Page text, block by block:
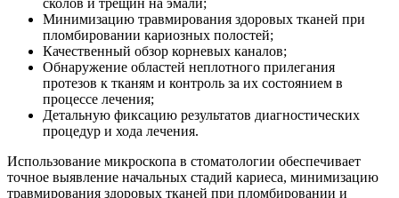
сколов и трещин на эмали;
Минимизацию травмирования здоровых тканей при
пломбировании кариозных полостей;
Качественный обзор корневых каналов;
Обнаружение областей неплотного прилегания
протезов к тканям и контроль за их состоянием в
процессе лечения;
Детальную фиксацию результатов диагностических
процедур и хода лечения.
Использование микроскопа в стоматологии обеспечивает
точное выявление начальных стадий кариеса, минимизацию
травмирования здоровых тканей при пломбировании и